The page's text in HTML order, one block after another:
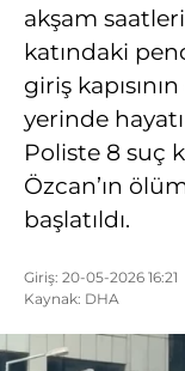
akşam
katındaki
giriş
yerinde
Poliste 8 suç
Özcan’ın
başlatıldı.
Giriş: 20-05-2026 16:21
Kaynak: DHA